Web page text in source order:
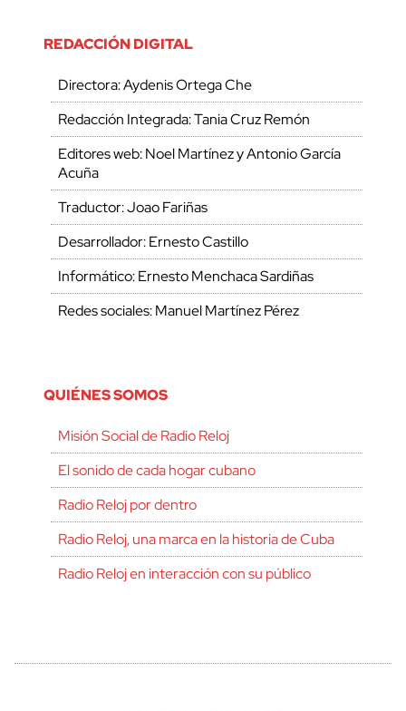
REDACCIÓN DIGITAL
Directora: Aydenis Ortega Che
Redacción Integrada: Tania Cruz Remón
Editores web: Noel Martínez y Antonio García
Acuña
Traductor: Joao Fariñas
Desarrollador: Ernesto Castillo
Informático: Ernesto Menchaca Sardiñas
Redes sociales: Manuel Martínez Pérez
QUIÉNES SOMOS
Misión Social de Radio Reloj
El sonido de cada hogar cubano
Radio Reloj por dentro
Radio Reloj, una marca en la historia de Cuba
Radio Reloj en interacción con su público